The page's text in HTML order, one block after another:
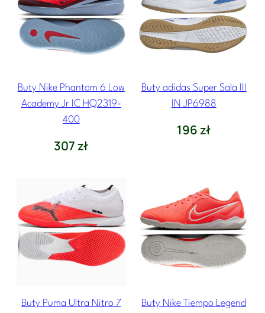
Buty Nike Phantom 6 Low
Academy Jr IC HQ2319-
400
307zł
Buty adidas Super Sala III
IN JP6988
196zł
Buty Puma Ultra Nitro 7 Buty Nike Tiempo Legend